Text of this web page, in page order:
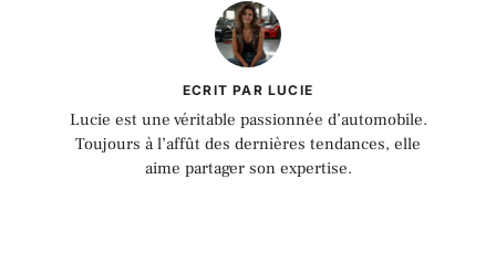
ECRIT PAR LUCIE
Lucie est une véritable passionnée d’automobile.
Toujours à l’affût des dernières tendances, elle
aime partager son expertise.